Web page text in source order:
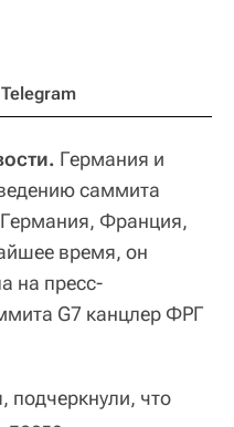
Telegram
Германия и
саммита
Франция,
время, он
на пресс-
G7 канцлер ФРГ
что